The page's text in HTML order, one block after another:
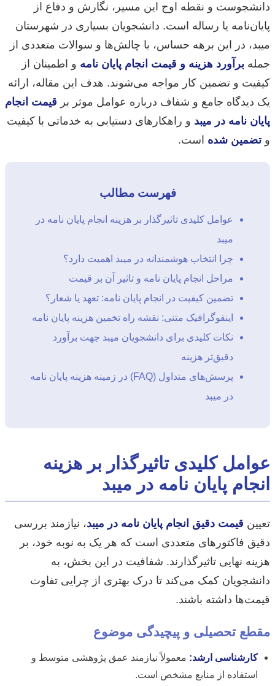
دانشجوست و نقطه اوج این مسیر، نگارش و دفاع از
پایان‌نامه یا رساله است. دانشجویان بسیاری در شهرستان
میبد، در این برهه حساس، با چالش‌ها و سوالات متعددی از
جمله برآورد هزینه و قیمت انجام پایان نامه و اطمینان از
کیفیت و تضمین کار مواجه می‌شوند. هدف این مقاله، ارائه
یک دیدگاه جامع و شفاف درباره عوامل موثر بر قیمت انجام
پایان نامه در میبد و راهکارهای دستیابی به خدماتی با کیفیت
وتضمین شده است.
فهرست مطالب
عوامل کلیدی تاثیرگذار بر هزینه انجام پایان نامه در
میبد
چرا انتخاب هوشمندانه در میبد اهمیت دارد؟
مراحل انجام پایان نامه و تاثیر آن بر قیمت
تضمین کیفیت در انجام پایان نامه: تعهد یا شعار؟
اینفوگرافیک متنی: نقشه راه تخمین هزینه پایان نامه
نکات کلیدی برای دانشجویان میبد جهت برآورد
دقیق‌تر هزینه
پرسش‌های متداول (FAQ) در زمینه هزینه پایان نامه
در میبد
عوامل کلیدی تاثیرگذار بر هزینه
انجام پایان نامه در میبد
تعیین قیمت دقیق انجام پایان نامه در میبد، نیازمند بررسی
دقیق فاکتورهای متعددی است که هر یک به نوبه خود، بر
هزینه نهایی تاثیرگذارند. شفافیت در این بخش، به
دانشجویان کمک می‌کند تا درک بهتری از چرایی تفاوت
قیمت‌ها داشته باشند.
مقطع تحصیلی و پیچیدگی موضوع
کارشناسی ارشد: معمولاً نیازمند عمق پژوهشی متوسط و
استفاده از منابع مشخص است.